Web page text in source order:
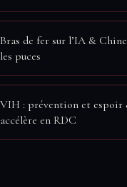
Bras de fer sur l’IA &
les puces
VIH : prévention et espoir
accélère en RDC